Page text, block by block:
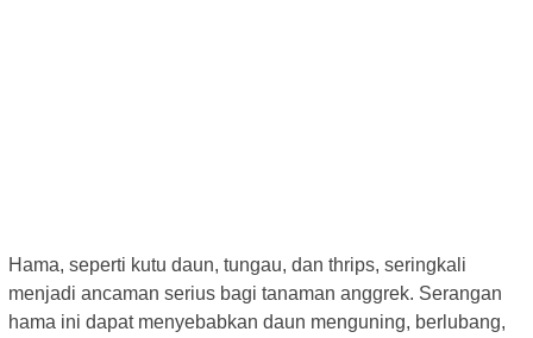
Hama, seperti kutu daun, tungau, dan thrips, seringkali
menjadi ancaman serius bagi tanaman anggrek. Serangan
hama ini dapat menyebabkan daun menguning, berlubang,